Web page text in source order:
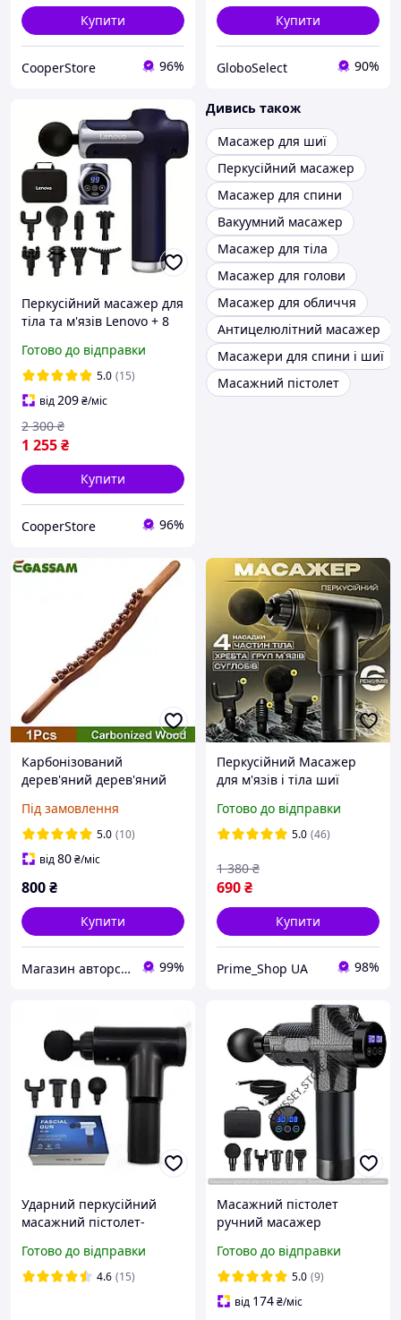
Купити
CooperStore 96%
Купити
GloboSelect 90%
Перкусійний масажер для
тіла та м'язів Lenovo + 8
пістолет
Готово до відправки
5.0 (15)
від209₴/міс
1 255₴
2 300 ₴
Купити
CooperStore 96%
Дивись також
Масажер для шиї
Перкусійний масажер
Масажер для спини
Вакуумний масажер
Масажер для тіла
Масажер для голови
Масажер для обличчя
Антицелюлітний масажер
Масажери для спини і шиї
Масажний пістолет
Карбонізований
дерев'яний дерев'яний
масажер
Під замовлення
5.0 (10)
від80₴/міс
800₴
Купити
Магазин авторської косметики "Валькірія" 99%
Перкусійний Масажер
для м'язів і тіла шиї
Портативний ручний
пістолет з 4 насадки 6
імпульсни
Готово до відправки
5.0 (46)
690₴
1 380 ₴
Купити
Prime_Shop UA 98%
Ударний перкусійний
масажний пістолет-
FASCIAL GUN Чорний
YU227
Готово до відправки
4.6 (15)
Масажний пістолет
ручний масажер
м'язів
Готово до відправки
5.0 (9)
від 174₴/міс